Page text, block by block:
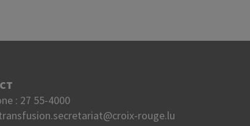
: 27 55-4000
rouge.lu